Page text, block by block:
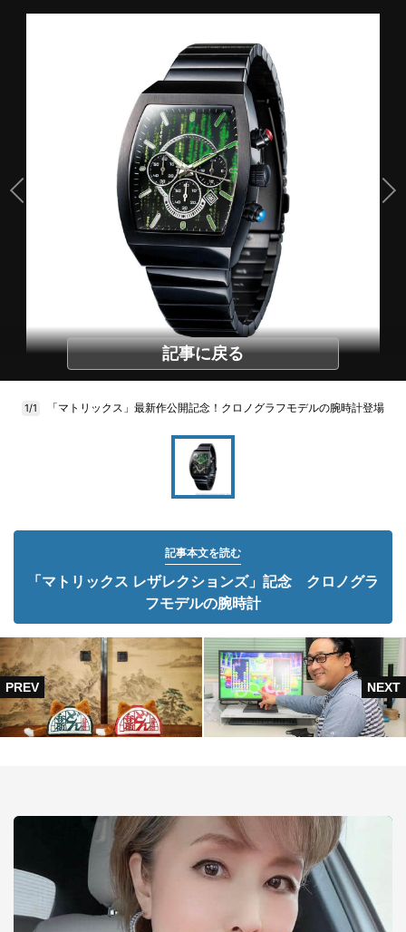
記事に戻る
1/1 「マトリックス」最新作公開記念！クロノグラフモデルの腕時計登場
記事本文を読む
「マトリックス レザレクションズ」記念 クロノグラ
フモデルの腕時計